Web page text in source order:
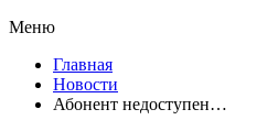
Меню
Главная
Новости
Абонент недоступен…